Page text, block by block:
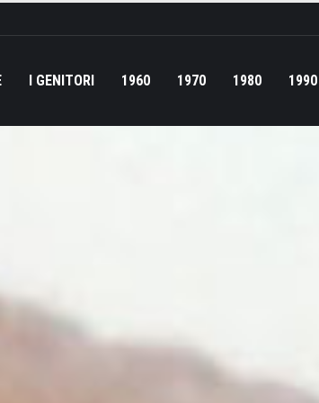
I GENITORI 1960 1970 1980 1990